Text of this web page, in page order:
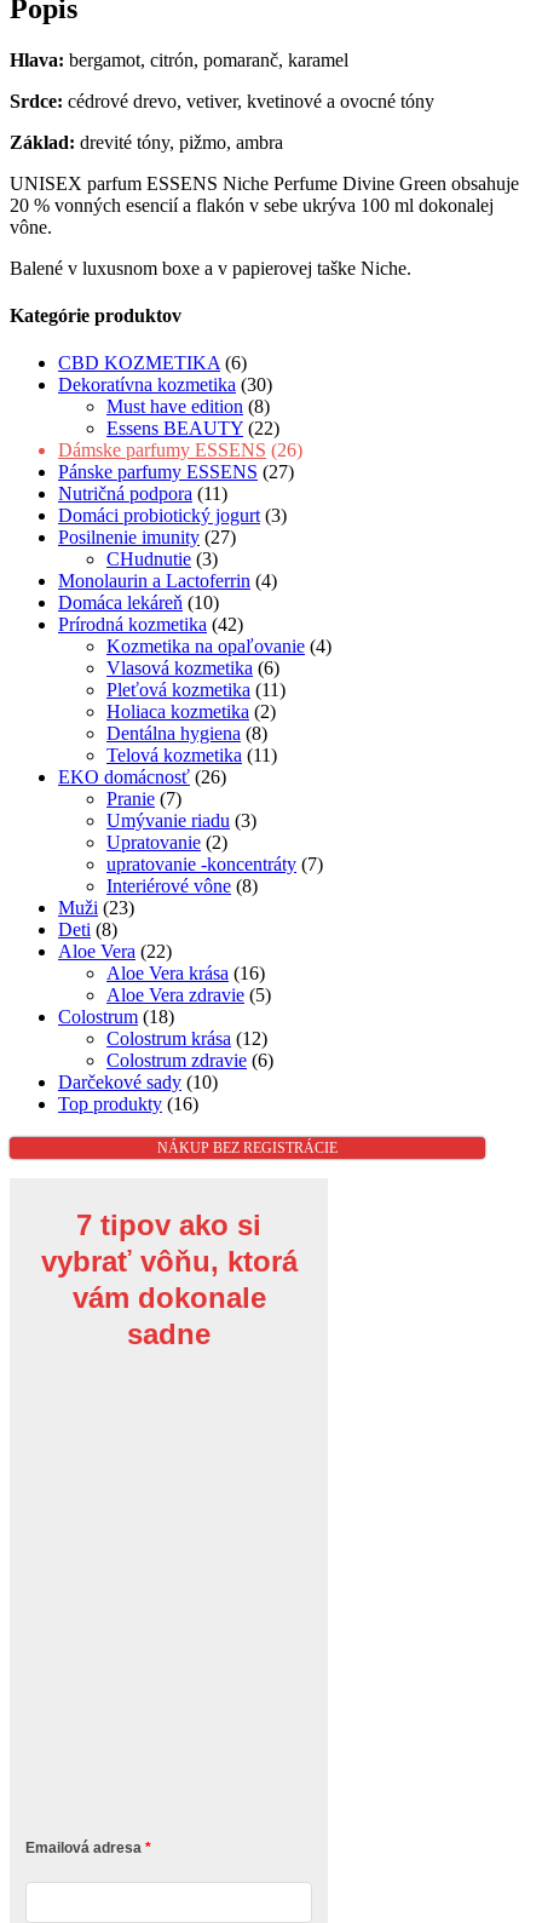
Popis
Hlava: bergamot, citrón, pomaranč, karamel
Srdce: cédrové drevo, vetiver, kvetinové a ovocné tóny
Základ: drevité tóny, pižmo, ambra
UNISEX parfum ESSENS Niche Perfume Divine Green obsahuje
20 % vonných esencií a flakón v sebe ukrýva 100 ml dokonalej
vône.
Balené v luxusnom boxe a v papierovej taške Niche.
Kategórie produktov
CBD KOZMETIKA (6)
Dekoratívna kozmetika (30)
Must have edition (8)
Essens BEAUTY (22)
Dámske parfumy ESSENS (26)
Pánske parfumy ESSENS (27)
Nutričná podpora (11)
Domáci probiotický jogurt (3)
Posilnenie imunity (27)
CHudnutie (3)
Monolaurin a Lactoferrin (4)
Domáca lekáreň (10)
Prírodná kozmetika (42)
Kozmetika na opaľovanie (4)
Vlasová kozmetika (6)
Pleťová kozmetika (11)
Holiaca kozmetika (2)
Dentálna hygiena (8)
Telová kozmetika (11)
EKO domácnosť (26)
Pranie (7)
Umývanie riadu (3)
Upratovanie (2)
upratovanie -koncentráty (7)
Interiérové vône (8)
Muži (23)
Deti (8)
Aloe Vera (22)
Aloe Vera krása (16)
Aloe Vera zdravie (5)
Colostrum (18)
Colostrum krása (12)
Colostrum zdravie (6)
Darčekové sady (10)
Top produkty (16)
NÁKUP BEZ REGISTRÁCIE
7 tipov ako si
vybrať vôňu, ktorá
vám dokonale
sadne
Emailová adresa